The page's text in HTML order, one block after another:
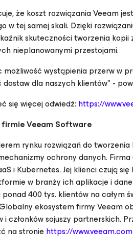
że koszt rozwiązania Veeam
w tej samej skali. Dzięki
skuteczności tworzenia
nieplanowanymi przestojami.
możliwość wystąpienia przerw w
dostaw dla naszych klientów" -
się więcej odwiedź: https://
Veeam Software
rynku rozwiązań do
ochrony danych.
i Kubernetes. Jej klienci czują
w branży ich aplikacje i
400 tys. klientów na całym
ekosystem firmy Veeam
i członków sojuszy partnerskich.
na stronie https://www.veeam.com